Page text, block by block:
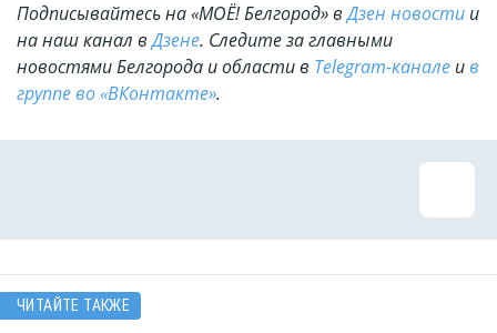
Подписывайтесь на «МОЁ! Белгород» вДзен новости и
на наш канал вДзене. Cледите за главными
новостями Белгорода и области в Telegram-канале ив
группе во «ВКонтакте».
ЧИТАЙТЕ ТАКЖЕ